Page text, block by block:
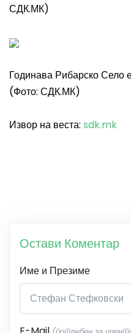
СДК.МК)
Годинава Рибарско Село
(Фото: СДК.МК)
Извор на веста: sdk.mk
Остави Коментар
Име и Презиме